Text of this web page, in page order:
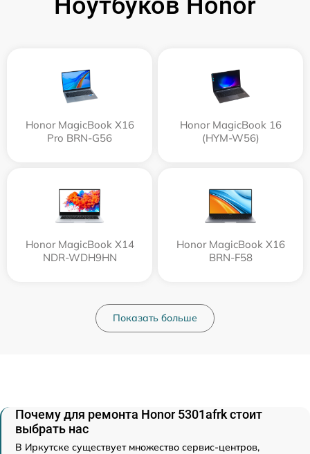
Honor MagicBook X16
Pro BRN-G56
Honor MagicBook 16
(HYM-W56)
Honor MagicBook X14
NDR-WDH9HN
Honor MagicBook X16
BRN-F58
Показать больше
Почему для ремонта Honor 5301afrk стоит
выбрать нас
В Иркутске существует множество сервис-центров,